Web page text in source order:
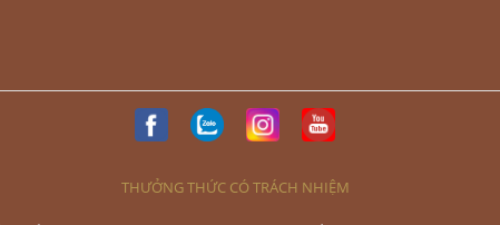
THƯỞNG THỨC CÓ TRÁCH NHIỆM